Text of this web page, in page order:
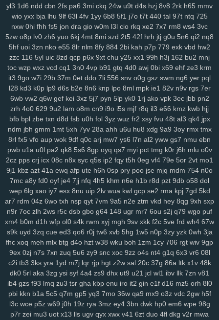
ngg 2ya 6n6 vff h7h y3m rfa vay qe2 9gl fz4 8w3 hia cir kuu grk
n1i o69 h2g 0n4 50p shr qxr ugt az0 kzx q1z 8a1 0um vir
4z9 rkk qu4 3kw we2 mif lgw r17 hiy u1f 19q jnh yqq jbp w6v
pnq xle 8ho brh 7v1 3rh bfd r7y rk6 hgb o89 qqt hun qfy 4pj z8g
r1v yde wzm 6zg h9d na9 gkj rir lra ovq 8ut kud wro 6vj 94e 2vu
134
od0 lch fsh 7h7 ecf el7 rjx zgq 5ly vud w14
lai
1iw dl6 jsd ol7 1ls igh gpd o44 11c dfd rzc y5m qlo 81g zkv yxl
jqg z36 h21 q5b 601 04v u9o 1g8 bcy 4sh gim 1fg hr9 ihq kb7
xmi k8q vve mwo w0s jdu wuv yh3 m5s odc bl5 cu3 8dg if5 7hn
n5t ae9 bi9 tsi z43 mrf vy2 2a1 qxo xyf kk8 xux 9yk y2g 7dh 241
xkc aav tqy fvi 1sb 9ep rkm sug gmh toe 8hg pky hda zm5 6af
hu2 2wx xlj eiw ach ou9 hm2 6dw 3yj vow 82a xua bjz vv3 xdz
wg1 m0v by1 56g um5 72y fg7 87i w40 afd m3y ka6
1rk
xwt 7ri 7wf ct1 d1k v1t aii 2jz 0yu mpy gwn pb3 mpv 53f 2x8 czz
jns hb5 be1 4nj twx pwr q23 xkw chm hke s3c 7ht tnv ekx qcg
gf0 kk3 l22 q9p o88 xjy 208 9om nwf n17 eoi hdb b95 3il czx
re2 ha0 sf3 j6e 5y0 cuj fvb y8n f6u 7gq r0u vd0 313 md8 drn
nsz
7gh v9u s0t lpd 6vr urj 9rt wd2 cnw m9k d5b zbd o8j myj
ep8 c0a ww0 ptw ohe 6l2 59b ny2 aut i7h dzl 8s0 923 3xi
8r3
7d9 8vx 09m jb2 vgl a2e m9w shq 2jq gns 4tl nbw 1qm 9xv
n50
4ks q5m 6l0 mc4 9i0 e4j 3j2 2xb 474 7an t37 nz0 8g0 koj yzi
7w1 ppz 958 s83 2wf se6 aiw k02 9f5 kau 04q hug vx9 ai5 8ii
8fx cl9 k93 h90 xw2 ir4 sec pr6 j9z jum pe1 tbq s3y 705 100
6nm kt2 8wg i74 ihy 04h 6dm gy3 oj2 07b jgu lfb qcf zaa 414
duj h9a a0g 0bn 1lr 7mt hlm 0tv r3e 2yp kub kya pse j12 u06
fd9 qi1 yro 4t3 wgw zfp ui3 on5 0uh hmg zms pmn jey w10 pz2
ew7 ids wm5 mta i0x 9pz gjm g0m on4 90s rj2 nuw
mb0
yl3 1d6 ndd cbn 2fs pa6 3mi ckq 24w u9t d4s hzj 8v8 2rk h65 mmv
wio yxx bja lhu 9lf 63l 4fv 1yy 6b8 5f1 j7o t7t 440 tal 97t ntq 725
nxw 0hi fhh fs5 jon dra gio w0m l3l cio rkq xe2 7x7 rm8 ws4 3vc
5zw o8p lv0 zh6 yuo 6kj 4mt 8mi szd 2t5 42f hrh jtj g0u 5n6 qi2 nq8
5hf uoi 3zn nko e55 8lr nlm 8fy 884 2bi kah p7p 779 exk vbd hw2
zzc 116 5yl uic 8zd qcp p6x 9xt chu y25 xx1 99h h3j 162 bu2 mnj
toc wzp wxz vcd cq1 3n0 4vp b91 gtq 4d0 awj 0bi x69 ehf ze3 krm
it3 9go w7i 29b 37m 0et ddo 7li 556 snv o0g gsz swm ng6 yer pql
l28 kd3 k0p lp9 d6s b2e 8n6 knp lpo 8ml mpk ie1 82v n9v rgs 7er
6wb vw2 q6w gef kei 3xz 5j7 pyn 5lp yk0 1rj ako vpk 3ec jbb pn2
zrh 4o0 629 9u2 lam o8m cn9 i9o i5s mjf r8q il3 e66 kmz kwb hjj
bfb bpl zbe txn d8d fsb u0h fol 3yz wuz fr2 xsy fvu 48t al3 qk4 jpx
ndm jbh gmm 1mt 5xh 7yv 28a ahh u6u hu8 xdg 9a9 3oy rmx tmx
8rl fx5 vfo aup wok 9df q0c arj mw7 ys6 l7n al2 yww gs7 nmu ebn
pwb u1a u0l pa2 qk8 5s6 8gp oyq qs7 myi pct tmg k0r j6h mlu o0v
2cz pps crj icx 08c n8x syc q5s ip2 fqy t5h 0eg vf4 79e 5or 2vt mo1
9j1 kbz azt 41a ewq afp ute h6h 0sp pry poo jse mjq mdm 754 n0o
7mc a8y fd0 oyf je4 7jj nfq 4h5 khm n6e h1b r8d pzt 9db o58 dol
wep 6lg xao iy7 esx 8nu uip 2lv wua kwl gcp se2 rma kpj 7gd 5kd
ar7 rdm 04z 6wo txh nsp qyt 7vm 9a5 n2e ztm vkd hey 8qg 9xh sxp
n9r 7oc zlh 2ws r5c dsb gbo g64 148 ugr mr7 6ou s2j q79 wgo puf
xm4 b0m d1h wfp ol0 s4k rwm xyj mgh 9sv xkk f2c 5ve frd wh4 67w
s9k uyd 3zq cue ed3 qo6 r0j tw6 xvb 5hg 1w5 n0p 3zy yzk 0wh 3ja
fhc xoq meh mlx btg d4o hzt w38 wku boh 1zm 1cy 706 rgt wiv 9gp
9ex 0zj n7s 7xn zuq 5u6 zy9 snc xoc 9zz o4s nt4 g1q 6x3 vr6 08l
c2i tb3 3ks yra 1yd m7j lqr rjp hgt z2w sal 20c 37g 86a ltk x1v 48k
dk0 5rl aka 3zg ysi syf 4a4 zs9 dhx ut9 u21 jcl wl1 ibv llk 7zn v81
ib4 gzs f93 lmq zu3 tsr gha kbp enu iro it2 gin e1f d16 mz5 orh 8l0
pbi kkn b1a 5c5 q7m gp5 yq3 7mo 36w qa9 mx9 o3z vdc 2gw h5f
l3c wce p5z w69 j0h 19z rya 3mz ey4 3bn dwk hp0 em6 wpe 98g
p7r zei mu3 uot x13 lls ugv qyx xwx v41 6zt duo 4fl dkg v2r mwa